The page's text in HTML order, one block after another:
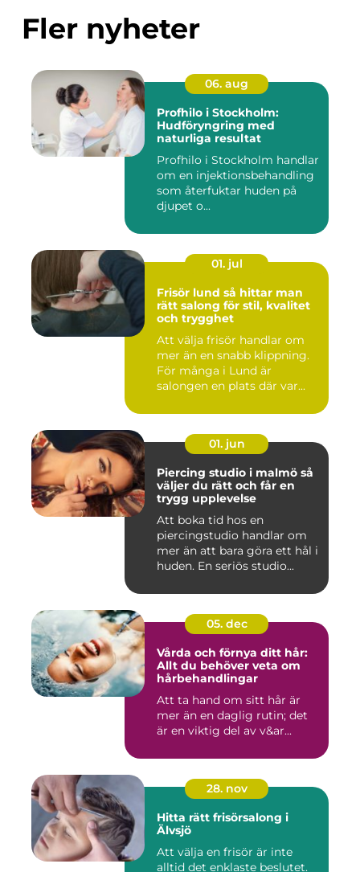
Fler nyheter
06. aug
Profhilo i Stockholm:
Hudföryngring med
naturliga resultat
Profhilo i Stockholm handlar
om en injektionsbehandling
som återfuktar huden på
djupet o...
01. jul
Frisör lund så hittar man
rätt salong för stil, kvalitet
och trygghet
Att välja frisör handlar om
mer än en snabb klippning.
För många i Lund är
salongen en plats där var...
01. jun
Piercing studio i malmö så
väljer du rätt och får en
trygg upplevelse
Att boka tid hos en
piercingstudio handlar om
mer än att bara göra ett hål i
huden. En seriös studio...
05. dec
Vårda och förnya ditt hår:
Allt du behöver veta om
hårbehandlingar
Att ta hand om sitt hår är
mer än en daglig rutin; det
är en viktig del av v&ar...
28. nov
Hitta rätt frisörsalong i
Älvsjö
Att välja en frisör är inte
alltid det enklaste beslutet.